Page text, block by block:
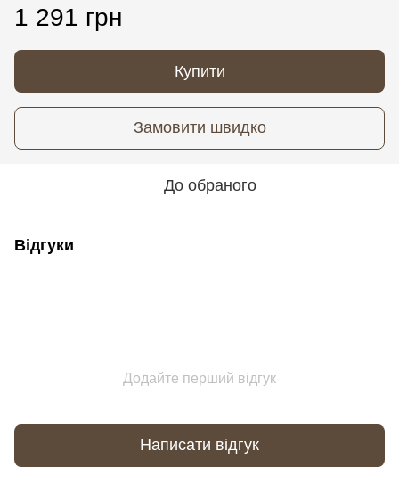
1 291 грн
Купити
Замовити швидко
До обраного
Відгуки
Додайте перший відгук
Написати відгук